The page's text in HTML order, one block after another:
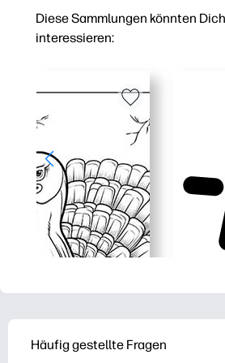
Diese Sammlungen könnten
interessieren:
Häufig gestellte Fragen